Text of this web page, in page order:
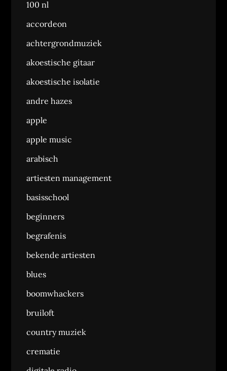
100 nl
accordeon
achtergrondmuziek
akoestische gitaar
akoestische isolatie
andre hazes
apple
apple music
arabisch
artiesten management
basisschool
beginners
begrafenis
bekende artiesten
blues
boomwhackers
bruiloft
country muziek
crematie